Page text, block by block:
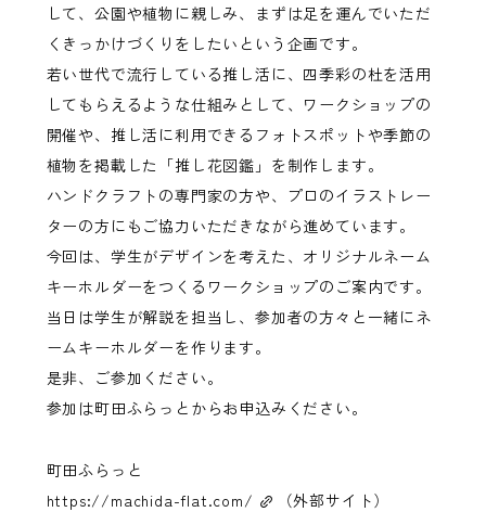
して、公園や植物に親しみ、まずは足を運んでいただ
くきっかけづくりをしたいという企画です。
若い世代で流行している推し活に、四季彩の杜を活用
してもらえるような仕組みとして、ワークショップの
開催や、推し活に利用できるフォトスポットや季節の
植物を掲載した「推し花図鑑」を制作します。
ハンドクラフトの専門家の方や、プロのイラストレー
ターの方にもご協力いただきながら進めています。
今回は、学生がデザインを考えた、オリジナルネーム
キーホルダーをつくるワークショップのご案内です。
当日は学生が解説を担当し、参加者の方々と一緒にネ
ームキーホルダーを作ります。
是非、ご参加ください。
参加は町田ふらっとからお申込みください。
町田ふらっと
https://machida-flat.com/
（外部サイト）